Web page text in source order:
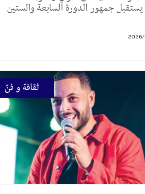
جمهور الدورة السابعة والستين
ثقافة و فنّ